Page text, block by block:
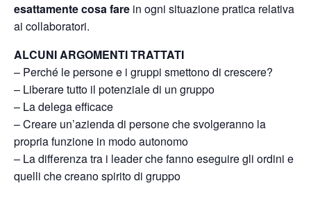
esattamente cosa fare in ogni situazione pratica relativa
ai collaboratori.
ALCUNI ARGOMENTI TRATTATI
– Perché le persone e i gruppi smettono di crescere?
– Liberare tutto il potenziale di un gruppo
– La delega efficace
– Creare un’azienda di persone che svolgeranno la
propria funzione in modo autonomo
– La differenza tra i leader che fanno eseguire gli ordini e
quelli che creano spirito di gruppo